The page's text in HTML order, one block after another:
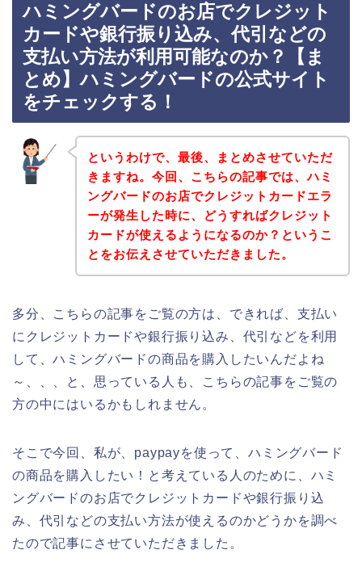
ハミングバードのお店でクレジット
カードや銀行振り込み、代引などの
支払い方法が利用可能なのか？【ま
とめ】ハミングバードの公式サイト
をチェックする！
というわけで、最後、まとめさせていただ
きますね。今回、こちらの記事では、ハミ
ングバードのお店でクレジットカードエラ
ーが発生した時に、どうすればクレジット
カードが使えるようになるのか？というこ
とをお伝えさせていただきました。
多分、こちらの記事をご覧の方は、できれば、支払い
にクレジットカードや銀行振り込み、代引などを利用
して、ハミングバードの商品を購入したいんだよね
～、、、と、思っている人も、こちらの記事をご覧の
方の中にはいるかもしれません。
そこで今回、私が、paypayを使って、ハミングバード
の商品を購入したい！と考えている人のために、ハミ
ングバードのお店でクレジットカードや銀行振り込
み、代引などの支払い方法が使えるのかどうかを調べ
たので記事にさせていただきました。